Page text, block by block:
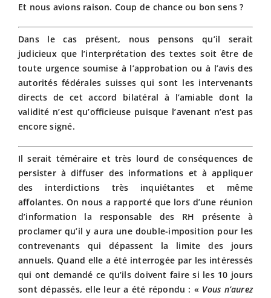
Et nous avions raison. Coup de chance ou bon sens ?
Dans le cas présent, nous pensons qu’il serait
judicieux que l’interprétation des textes soit être de
toute urgence soumise à l’approbation ou à l’avis des
autorités fédérales suisses qui sont les intervenants
directs de cet accord bilatéral à l’amiable dont la
validité n’est qu’officieuse puisque l’avenant n’est pas
encore signé.
Il serait téméraire et très lourd de conséquences de
persister à diffuser des informations et à appliquer
des interdictions très inquiétantes et même
affolantes. On nous a rapporté que lors d’une réunion
d’information la responsable des RH présente à
proclamer qu’il y aura une double-imposition pour les
contrevenants qui dépassent la limite des jours
annuels. Quand elle a été interrogée par les intéressés
qui ont demandé ce qu’ils doivent faire si les 10 jours
sont dépassés, elle leur a été répondu : « Vous n’aurez